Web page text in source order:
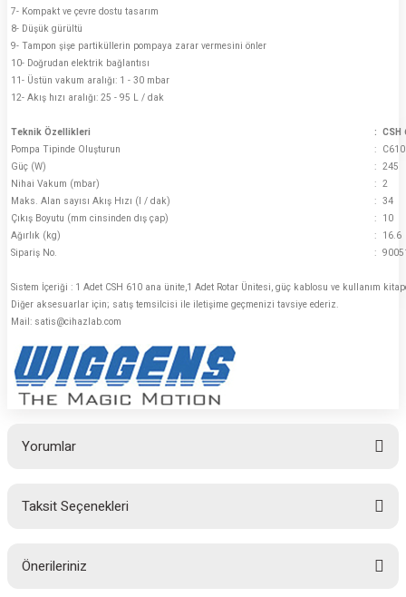
7- Kompakt ve çevre dostu tasarım
8- Düşük gürültü
9- Tampon şişe partiküllerin pompaya zarar vermesini önler
10- Doğrudan elektrik bağlantısı
11- Üstün vakum aralığı: 1 - 30 mbar
12- Akış hızı aralığı: 25 - 95 L / dak
Teknik Özellikleri : CSH
Pompa Tipinde Oluşturun
: C610
Güç (W)
: 245
Nihai Vakum (mbar)
: 2
Maks. Alan sayısı Akış Hızı (l / dak)
: 34
Çıkış Boyutu (mm cinsinden dış çap)
: 10
Ağırlık (kg)
: 16.6
Sipariş No.
:
Sistem İçeriği : 1 Adet CSH 610 ana ünite,1 Adet Rotar Ünitesi, güç kablosu ve kullanım
Diğer aksesuarlar için; satış temsilcisi ile iletişime geçmenizi tavsiye ederiz.
Mail: satis@cihazlab.com
Yorumlar
Taksit Seçenekleri
Önerileriniz